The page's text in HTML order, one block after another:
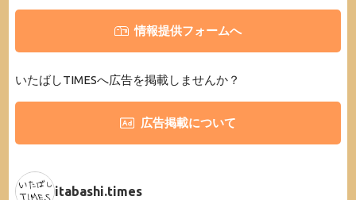
情報提供フォームへ
いたばしTIMESへ広告を掲載しませんか？
広告掲載について
itabashi.times